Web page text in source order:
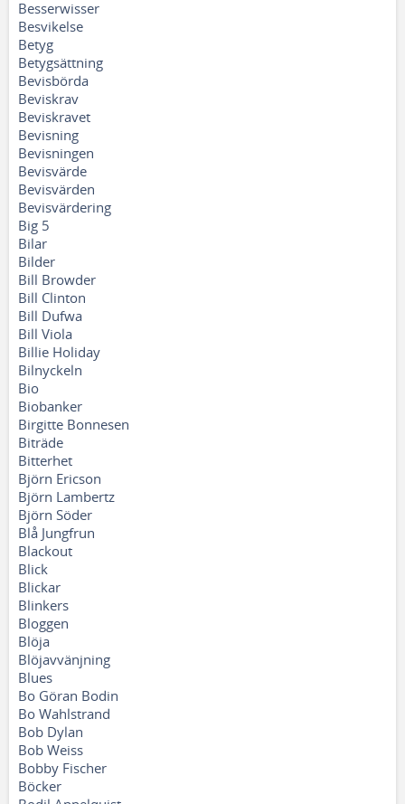
Besserwisser
Besvikelse
Betyg
Betygsättning
Bevisbörda
Beviskrav
Beviskravet
Bevisning
Bevisningen
Bevisvärde
Bevisvärden
Bevisvärdering
Big 5
Bilar
Bilder
Bill Browder
Bill Clinton
Bill Dufwa
Bill Viola
Billie Holiday
Bilnyckeln
Bio
Biobanker
Birgitte Bonnesen
Biträde
Bitterhet
Björn Ericson
Björn Lambertz
Björn Söder
Blå Jungfrun
Blackout
Blick
Blickar
Blinkers
Bloggen
Blöja
Blöjavvänjning
Blues
Bo Göran Bodin
Bo Wahlstrand
Bob Dylan
Bob Weiss
Bobby Fischer
Böcker